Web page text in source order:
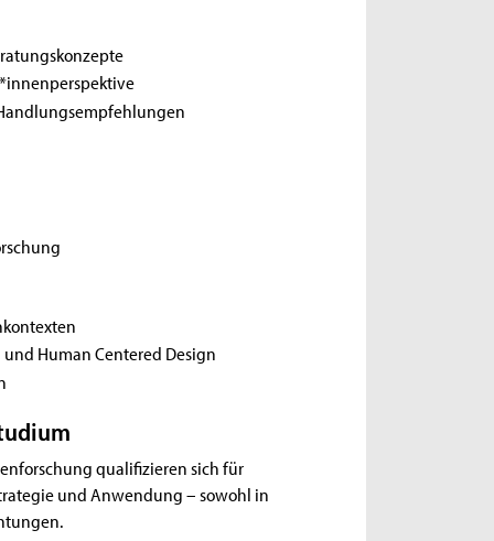
Human Centered Design
qualifizieren sich für
und Anwendung – sowohl in